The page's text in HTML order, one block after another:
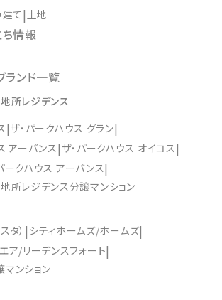
て 土地
情報
ランド一覧
所レジデンス
ザ・パークハウス グラン
アーバンス ザ・パークハウス オイコス
ークハウス アーバンス
所レジデンス分譲マンション
タ） シティホームズ/ホームズ
ア/リーデンスフォート
ンション